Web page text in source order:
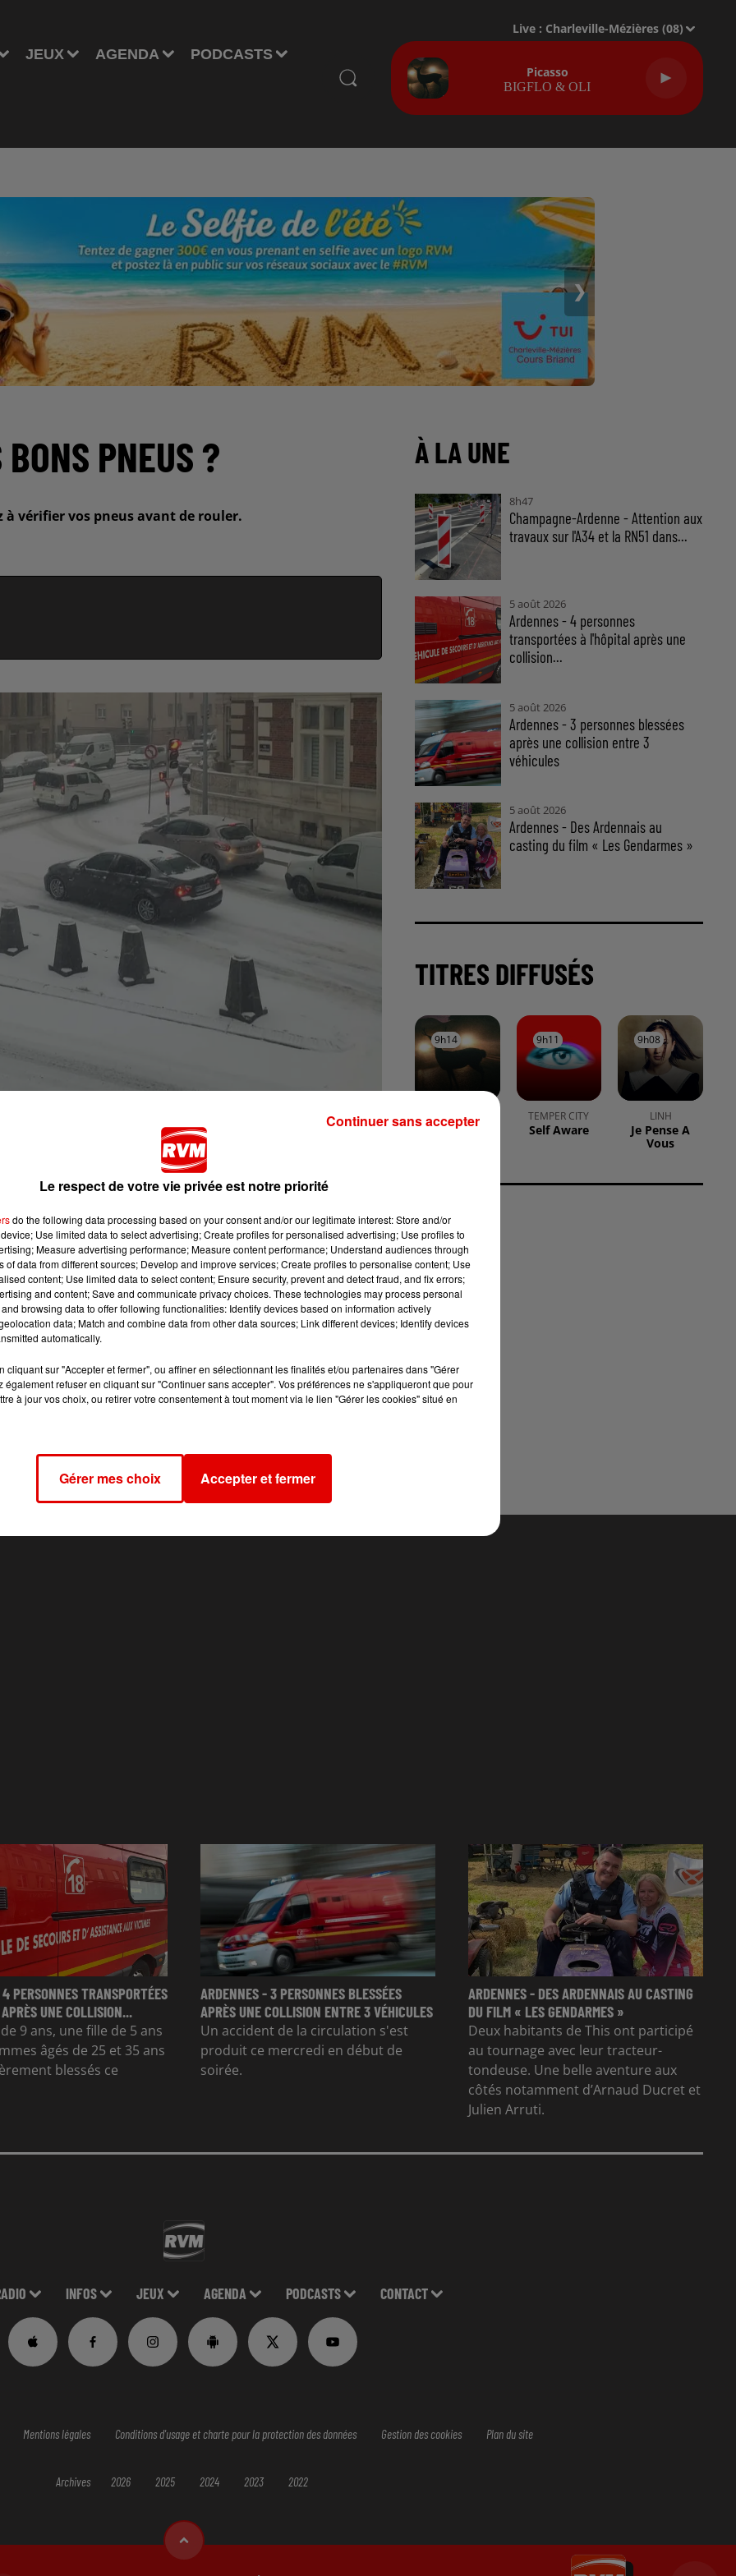
JEUX AGENDA PODCASTS
Live : Charleville-Mézières (08)
Picasso
BIGFLO & OLI
❯
PNEUS ?
à vérifier vos pneus avant de rouler.
midi, certaines chaussées sont très glissantes
véhicule de pneus hiver ou quatre saisons, mais
du pneu depuis 37 ans :
hiver et les pneus quatre saisons.Les pneus hiver sont plus
de neige. Les quatre saisons sont plutôt étudiés pour les villes
ce qui permet d'avoir de l'accroche sur sol enneigé ou même
ces types de pneus, c'est un petit peu mieux effectivement,
circulent avec des pneus usés et d’été sous la neige.
dans toute la région ce mercredi 7 janvier. Restez
À LA UNE
8h47
Champagne-Ardenne - Attention aux
travaux sur l'A34 et la RN51 dans...
5 août 2026
Ardennes - 4 personnes
transportées à l'hôpital après une
collision...
5 août 2026
Ardennes - 3 personnes blessées
après une collision entre 3
véhicules
5 août 2026
Ardennes - Des Ardennais au
casting du film « Les Gendarmes »
TITRES DIFFUSÉS
9h14
9h14
BIGFLO & OLI
Picasso
9h11
9h11
TEMPER CITY
Self Aware
9h08
9h08
LINH
Je Pense A
Vous
PERSONNES TRANSPORTÉES
UNE COLLISION...
9 ans, une fille de 5 ans
âgés de 25 et 35 ans
blessés ce
ARDENNES - 3 PERSONNES BLESSÉES
APRÈS UNE COLLISION ENTRE 3 VÉHICULES
Un accident de la circulation s'est
produit ce mercredi en début de
soirée.
ARDENNES - DES ARDENNAIS AU CASTING
DU FILM « LES GENDARMES »
Deux habitants de This ont participé
au tournage avec leur tracteur-
tondeuse. Une belle aventure aux
côtés notamment d’Arnaud Ducret et
Julien Arruti.
INFOS JEUX AGENDA PODCASTS CONTACT
Mentions légales Conditions d'usage et charte pour la protection des données Gestion des cookies Plan du site
Archives 2026 2025 2024 2023 2022
Le respect de votre vie privée est notre priorité
do the following data processing based on your consent and/or our legitimate interest: Store and/or
Use limited data to select advertising; Create profiles for personalised advertising; Use profiles to
Measure advertising performance; Measure content performance; Understand audiences through
of data from different sources; Develop and improve services; Create profiles to personalise content; Use
content; Use limited data to select content; Ensure security, prevent and detect fraud, and fix errors;
and content; Save and communicate privacy choices. These technologies may process personal
browsing data to offer following functionalities: Identify devices based on information actively
data; Match and combine data from other data sources; Link different devices; Identify devices
automatically.
cliquant sur "Accepter et fermer", ou affiner en sélectionnant les finalités et/ou partenaires dans "Gérer
également refuser en cliquant sur "Continuer sans accepter". Vos préférences ne s'appliqueront que pour
à jour vos choix, ou retirer votre consentement à tout moment via le lien "Gérer les cookies" situé en
Gérer mes choix Accepter et fermer
Continuer sans accepter